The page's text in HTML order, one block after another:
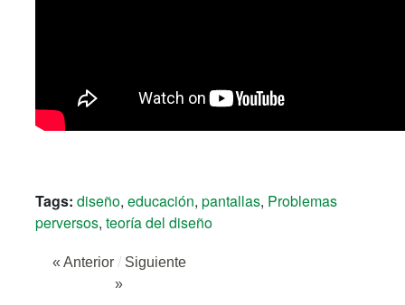
Tags: diseño, educación, pantallas, Problemas
perversos, teoría del diseño
« Anterior / Siguiente
»